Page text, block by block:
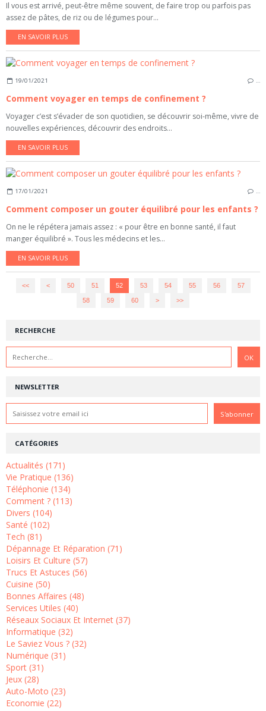
Il vous est arrivé, peut-être même souvent, de faire trop ou parfois pas
assez de pâtes, de riz ou de légumes pour...
EN SAVOIR PLUS
19/01/2021 …
Comment voyager en temps de confinement ?
Voyager c’est s’évader de son quotidien, se découvrir soi-même, vivre de
nouvelles expériences, découvrir des endroits...
EN SAVOIR PLUS
17/01/2021
Comment composer un gouter équilibré pour les enfants ?
On ne le répétera jamais assez : « pour être en bonne santé, il faut
manger équilibré ». Tous les médecins et les...
EN SAVOIR PLUS
<< < 10
20
30
40
50 51 52 53 54 55 56 57
58 59 60 > >>
NEWSLETTER
RECHERCHE
CATÉGORIES
Actualités (171)
Vie Pratique (136)
Téléphonie (134)
Comment ? (113)
Divers (104)
Santé (102)
Tech (81)
Dépannage Et Réparation (71)
Loisirs Et Culture (57)
Trucs Et Astuces (56)
Cuisine (50)
Bonnes Affaires (48)
Services Utiles (40)
Réseaux Sociaux Et Internet (37)
Informatique (32)
Le Saviez Vous ? (32)
Numérique (31)
Sport (31)
Jeux (28)
Auto-Moto (23)
Economie (22)